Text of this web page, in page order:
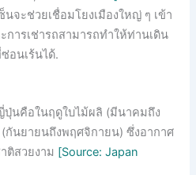
นจะช่วยเชื่อมโยงเมืองใหญ่ ๆ เข้า
การเช่ารถสามารถทำให้ท่านเดิน
อนเร้นได้.
ปุ่นคือในฤดูใบไม้ผลิ (มีนาคมถึง
กันยายนถึงพฤศจิกายน) ซึ่งอากาศ
ติสวยงาม [Source: Japan